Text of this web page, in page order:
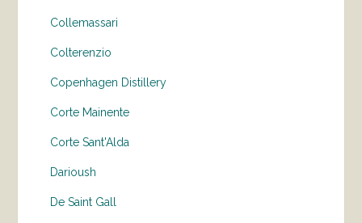
Collemassari
Colterenzio
Copenhagen Distillery
Corte Mainente
Corte Sant'Alda
Darioush
De Saint Gall